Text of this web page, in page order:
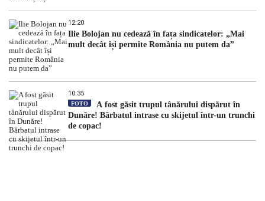
12:20
Ilie Bolojan nu cedează în fața sindicatelor: „Mai
mult decât își permite România nu putem da”
10:35
FOTO
A fost găsit trupul tânărului dispărut în
Dunăre! Bărbatul intrase cu skijetul într-un trunchi
de copac!